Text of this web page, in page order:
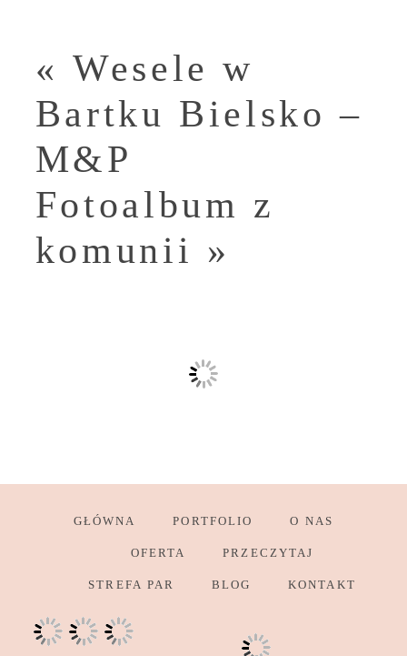
« Wesele w
Bartku Bielsko –
M&P
Fotoalbum z
komunii »
GŁÓWNA PORTFOLIO O NAS
OFERTA PRZECZYTAJ
STREFA PAR BLOG KONTAKT